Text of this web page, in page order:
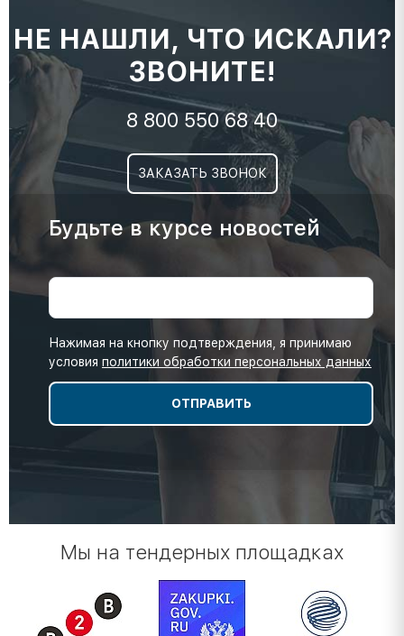
НЕ НАШЛИ, ЧТО ИСКАЛИ?
ЗВОНИТЕ!
8 800 550 68 40
ЗАКАЗАТЬ ЗВОНОК
Будьте в курсе новостей
Нажимая на кнопку подтверждения, я принимаю
условия политики обработки персональных данных
Мы на тендерных площадках